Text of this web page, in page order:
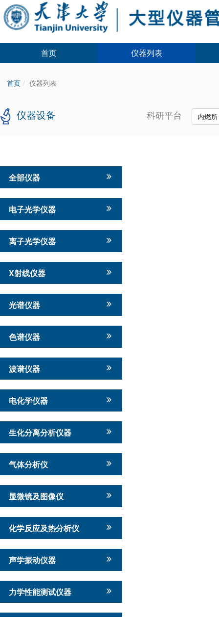
首页 仪器列表
首页 仪器列表
仪器设备 科研平台 内燃
全部仪器
电子光学仪器
离子光学仪器
X射线仪器
光谱仪器
色谱仪器
波谱仪器
电化学仪器
生化分离分析仪器
气体分析仪
显微镜及图像仪
化学反应及热分析仪
声学振动仪器
力学性能测试仪器